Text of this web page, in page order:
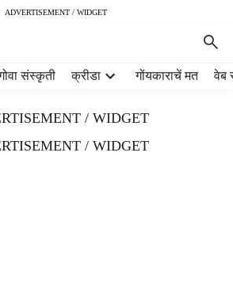
ADVERTISEMENT / WIDGET
संस्कृती क्रीडा गोंयकाराचें मत वेब
/ WIDGET
/ WIDGET